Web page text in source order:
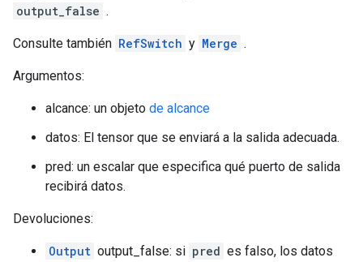
output_false .
Consulte también RefSwitch y Merge .
Argumentos:
alcance: un objeto de alcance
datos: El tensor que se enviará a la salida adecuada.
pred: un escalar que especifica qué puerto de salida
recibirá datos.
Devoluciones:
Output output_false: si pred es falso, los datos